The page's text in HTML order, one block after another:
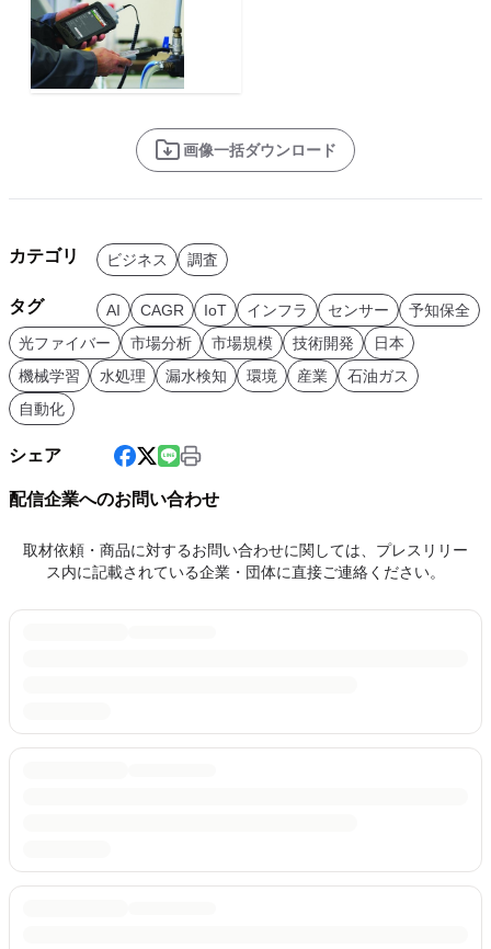
画像一括ダウンロード
カテゴリ ビジネス 調査
タグ AI CAGR IoT インフラ センサー
予知保全
光ファイバー
市場分析 市場規模 技術開発
日本
機械学習
水処理 漏水検知 環境 産業
石油ガス
自動化
シェア
配信企業へのお問い合わせ
取材依頼・商品に対するお問い合わせに関しては、プレスリリー
ス内に記載されている企業・団体に直接ご連絡ください。